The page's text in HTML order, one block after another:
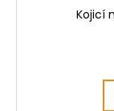
Kojicí